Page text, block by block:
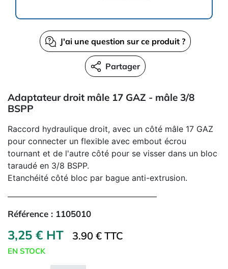
J'ai une question sur ce produit ?
Partager
Adaptateur droit mâle 17 GAZ - mâle 3/8
BSPP
Raccord hydraulique droit, avec un côté mâle 17 GAZ
pour connecter un flexible avec embout écrou
tournant et de l'autre côté pour se visser dans un bloc
taraudé en 3/8 BSPP.
Etanchéité côté bloc par bague anti-extrusion.
Référence : 1105010
3,25 € HT 3.90 € TTC
EN STOCK